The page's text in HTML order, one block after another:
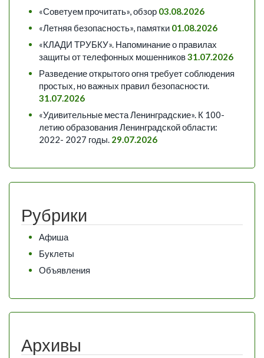
«Советуем прочитать», обзор 03.08.2026
«Летняя безопасность», памятки 01.08.2026
«КЛАДИ ТРУБКУ». Напоминание о правилах
защиты от телефонных мошенников31.07.2026
Разведение открытого огня требует соблюдения
простых, но важных правил безопасности.
31.07.2026
«Удивительные места Ленинградские». К 100-
летию образования Ленинградской области:
2022- 2027 годы. 29.07.2026
Рубрики
Афиша
Буклеты
Объявления
Архивы